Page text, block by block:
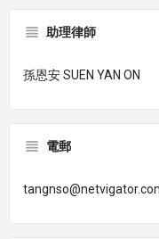
助理律師
孫恩安 SUEN YAN ON
電郵